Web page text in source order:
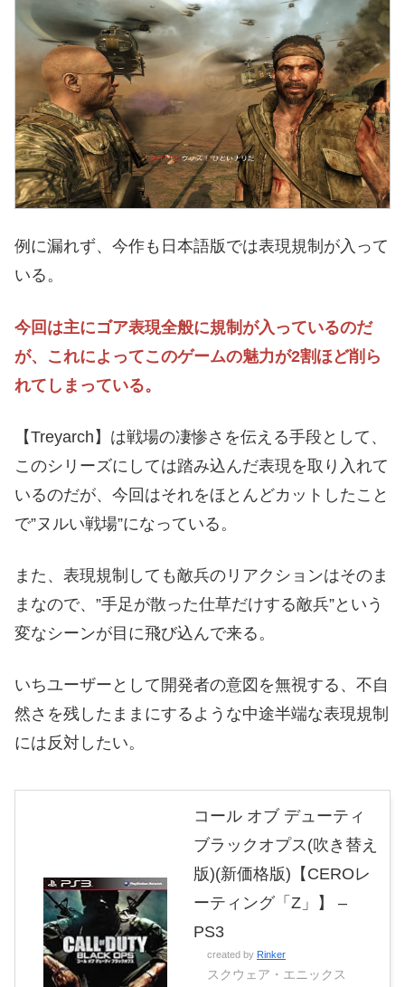
例に漏れず、今作も日本語版では表現規制が入って
いる。
今回は主にゴア表現全般に規制が入っているのだ
が、これによってこのゲームの魅力が2割ほど削ら
れてしまっている。
【Treyarch】は戦場の凄惨さを伝える手段として、
このシリーズにしては踏み込んだ表現を取り入れて
いるのだが、今回はそれをほとんどカットしたこと
で”ヌルい戦場”になっている。
また、表現規制しても敵兵のリアクションはそのま
まなので、”手足が散った仕草だけする敵兵”という
変なシーンが目に飛び込んで来る。
いちユーザーとして開発者の意図を無視する、不自
然さを残したままにするような中途半端な表現規制
には反対したい。
コール オブ デューティ
ブラックオプス(吹き替え
版)(新価格版)【CEROレ
ーティング「Z」】 –
PS3
created by Rinker
スクウェア・エニックス